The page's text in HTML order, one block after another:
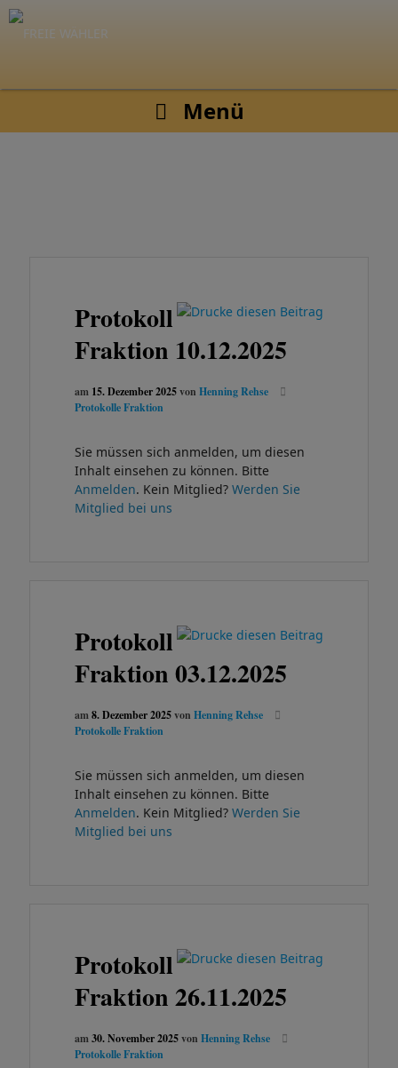
Menü
Protokoll
Fraktion 10.12.2025
am 15. Dezember 2025von Henning Rehse
Protokolle Fraktion
Sie müssen sich anmelden, um diesen
Inhalt einsehen zu können. Bitte
Anmelden. Kein Mitglied? Werden Sie
Mitglied bei uns
Protokoll
Fraktion 03.12.2025
am8. Dezember 2025von Henning Rehse
Protokolle Fraktion
Sie müssen sich anmelden, um diesen
Inhalt einsehen zu können. Bitte
Anmelden. Kein Mitglied? Werden Sie
Mitglied bei uns
Protokoll
Fraktion 26.11.2025
am30. November 2025von Henning Rehse
Protokolle Fraktion